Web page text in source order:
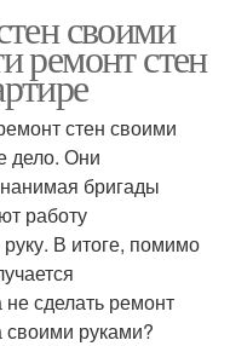
своими
ремонт стен
стен своими
дело. Они
бригады
работу
В итоге, помимо
сделать ремонт
своими руками?